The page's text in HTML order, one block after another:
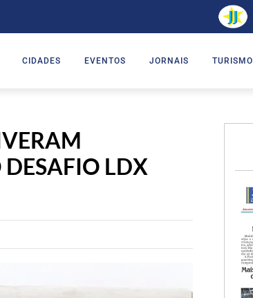
CIDADES EVENTOS JORNAIS TURISMO
DESAFIO LDX